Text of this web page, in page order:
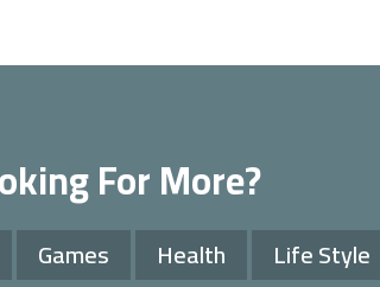
For More?
Games Health Life Style